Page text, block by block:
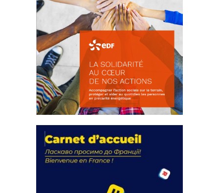
actions
18 septembre 2023
FEUILLETER